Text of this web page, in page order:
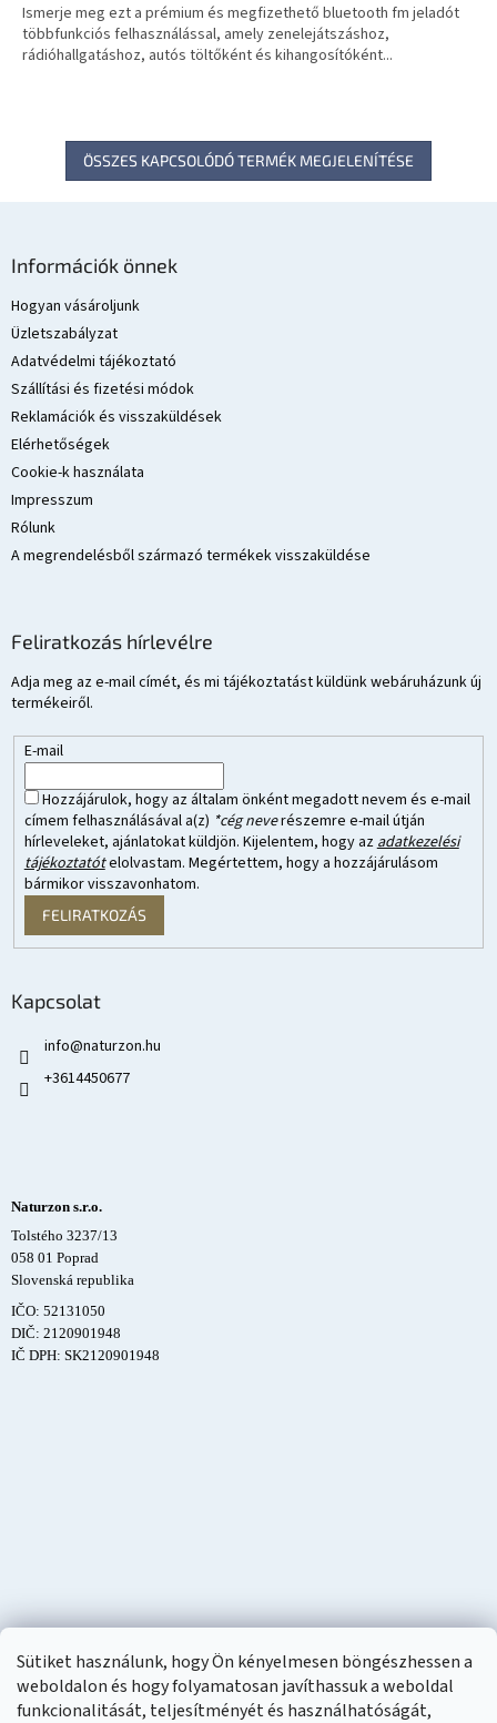
Sütiket használunk, hogy Ön kényelmesen böngészhessen a
weboldalon és hogy folyamatosan javíthassuk a weboldal
funkcionalitását, teljesítményét és használhatóságát,
Ismerje meg ezt a prémium és megfizethető bluetooth fm jeladót
többfunkciós felhasználással, amely zenelejátszáshoz,
rádióhallgatáshoz, autós töltőként és kihangosítóként...
ÖSSZES KAPCSOLÓDÓ TERMÉK MEGJELENÍTÉSE
Információk önnek
Hogyan vásároljunk
Üzletszabályzat
Adatvédelmi tájékoztató
Szállítási és fizetési módok
Reklamációk és visszaküldések
Elérhetőségek
Cookie-k használata
Impresszum
Rólunk
A megrendelésből származó termékek visszaküldése
Feliratkozás hírlevélre
Adja meg az e-mail címét, és mi tájékoztatást küldünk webáruházunk új
termékeiről.
E-mail
Hozzájárulok, hogy az általam önként megadott nevem és e-mail
címem felhasználásával a(z) *cég neverészemre e-mail útján
hírleveleket, ajánlatokat küldjön. Kijelentem, hogy azadatkezelési
tájékoztatótelolvastam. Megértettem, hogy a hozzájárulásom
bármikor visszavonhatom.
FELIRATKOZÁS
Kapcsolat
info@naturzon.hu
+3614450677
Naturzon s.r.o.
Tolstého 3237/13
058 01 Poprad
Slovenská republika
IČO: 52131050
DIČ: 2120901948
IČ DPH: SK2120901948